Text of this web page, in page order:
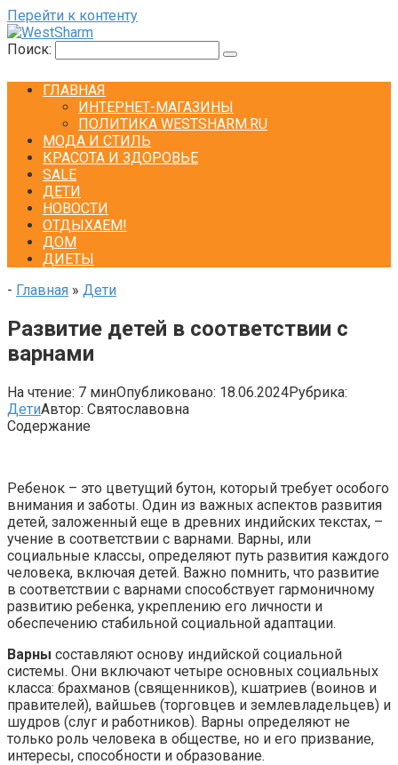
Перейти к контенту
Поиск:
ГЛАВНАЯ
ИНТЕРНЕТ-МАГАЗИНЫ
ПОЛИТИКА WESTSHARM.RU
МОДА И СТИЛЬ
КРАСОТА И ЗДОРОВЬЕ
SALE
ДЕТИ
НОВОСТИ
ОТДЫХАЕМ!
ДОМ
ДИЕТЫ
- Главная » Дети
Развитие детей в соответствии с
варнами
На чтение: 7 минОпубликовано: 18.06.2024Рубрика:
ДетиАвтор: Святославовна
Содержание
Ребенок – это цветущий бутон, который требует особого
внимания и заботы. Один из важных аспектов развития
детей, заложенный еще в древних индийских текстах, –
учение в соответствии с варнами. Варны, или
социальные классы, определяют путь развития каждого
человека, включая детей. Важно помнить, что развитие
в соответствии с варнами способствует гармоничному
развитию ребенка, укреплению его личности и
обеспечению стабильной социальной адаптации.
Варны составляют основу индийской социальной
системы. Они включают четыре основных социальных
класса: брахманов (священников), кшатриев (воинов и
правителей), вайшьев (торговцев и землевладельцев) и
шудров (слуг и работников). Варны определяют не
только роль человека в обществе, но и его призвание,
интересы, способности и образование.